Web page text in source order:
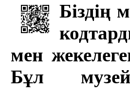
Біздің
мен
Бұл